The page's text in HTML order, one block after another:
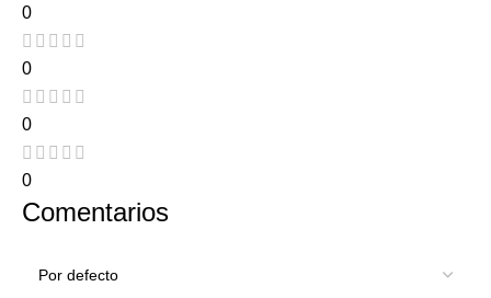
0
0
0
0
Comentarios